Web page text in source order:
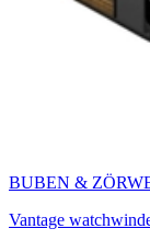
BUBEN &
Vantage